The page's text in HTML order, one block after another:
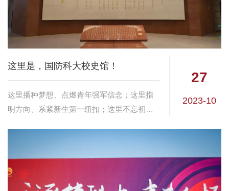
这里是，国防科大校史馆！
这里播种梦想、点燃青年强军信念；这里指
明方向、系紧新生第一纽扣；这里不忘初
27
2023-10